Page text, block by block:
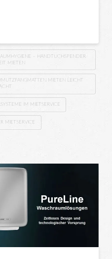
– HANDTUCHSPENDER
MIETEN
MIETEN LEICHT
IM MIETSERVICE
MIETSERVICE